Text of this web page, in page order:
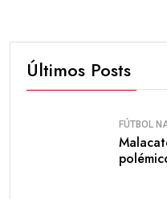
Últimos Posts
FÚTBOL